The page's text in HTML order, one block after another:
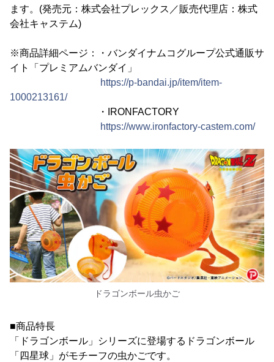
ます。(発売元：株式会社プレックス／販売代理店：株式
会社キャステム)
※商品詳細ページ：・バンダイナムコグループ公式通販サ
イト「プレミアムバンダイ」
https://p-bandai.jp/item/item-
1000213161/
・IRONFACTORY
https://www.ironfactory-castem.com/
ドラゴンボール虫かご
■商品特長
「ドラゴンボール」シリーズに登場するドラゴンボール
「四星球」がモチーフの虫かごです。